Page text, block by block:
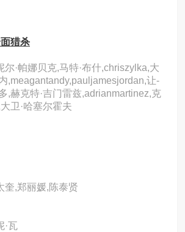
猎杀
尔·帕娜贝克,马特·布什,chriszylka,大
内,meagantandy,pauljamesjordan,让-
多,赫克特·吉门雷兹,adrianmartinez,克
大卫·哈塞尔霍夫
奎,郑丽媛,陈泰贤
·瓦